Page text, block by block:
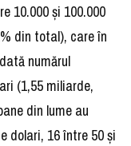
10.000 şi 100.000
din total), care în
numărul
(1,55 miliarde,
din lume au
dolari, 16 între 50 şi